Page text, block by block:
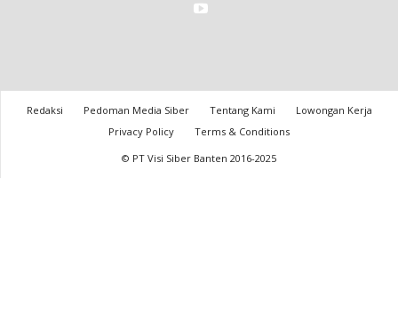
Redaksi Pedoman Media Siber Tentang Kami
Lowongan Kerja
Privacy Policy
Terms & Conditions
© PT Visi Siber Banten 2016-2025